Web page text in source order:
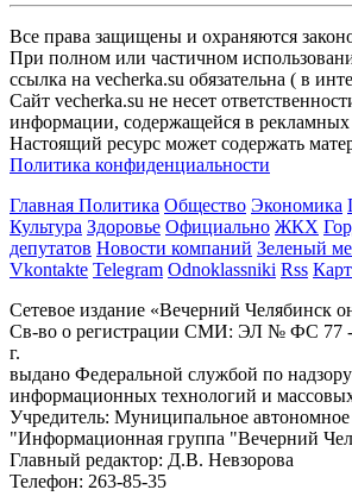
Все права защищены и охраняются
При полном или частичном
ссылка на vecherka.su обязательна ( в
Сайт vecherka.su не несет
информации, содержащейся в рекламных
Настоящий ресурс может содержать
Политика конфиденциальности
Главная Политика Общество Экономика
Культура Здоровье Официально ЖКХ
депутатов Новости компаний Зеленый
Vkontakte Telegram Odnoklassniki Rss
Сетевое издание «Вечерний Челябинск
Cв-во о регистрации СМИ: ЭЛ № ФС 77 -
г.
выдано Федеральной службой по надзору
информационных технологий и
Учредитель: Муниципальное
"Информационная группа "Вечерний
Главный редактор: Д.В. Невзорова
Телефон: 263-85-35